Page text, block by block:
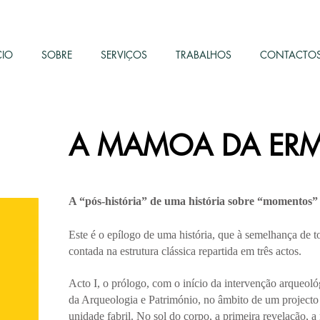
SOBRE SERVIÇOS TRABALHOS
A MAMOA DA
A “pós-história” de uma história sobre
Este é o epílogo de uma história, que à semelhança de
contada na estrutura clássica repartida em três actos.
Acto I, o prólogo, com o início da intervenção
da Arqueologia e Património, no âmbito de um
unidade fabril. No sol do corpo, a primeira revelação, a